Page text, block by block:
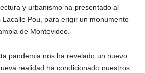
y urbanismo ha presentado al
Pou, para erigir un monumento
de Montevideo.
pandemia nos ha revelado un nuevo
realidad ha condicionado nuestros